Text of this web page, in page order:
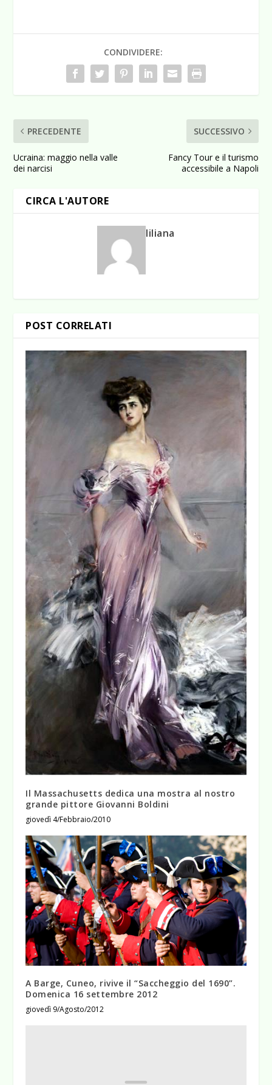
CONDIVIDERE:
PRECEDENTE
Ucraina: maggio nella valle
dei narcisi
SUCCESSIVO
Fancy Tour e il turismo
accessibile a Napoli
CIRCA L'AUTORE
liliana
POST CORRELATI
Il Massachusetts dedica una mostra al nostro
grande pittore Giovanni Boldini
giovedì 4/Febbraio/2010
A Barge, Cuneo, rivive il “Saccheggio del 1690”.
Domenica 16 settembre 2012
giovedì 9/Agosto/2012